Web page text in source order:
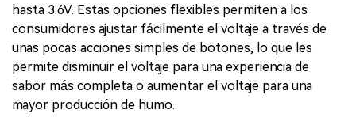
hasta 3.6V. Estas opciones flexibles permiten a los
consumidores ajustar fácilmente el voltaje a través de
unas pocas acciones simples de botones, lo que les
permite disminuir el voltaje para una experiencia de
sabor más completa o aumentar el voltaje para una
mayor producción de humo.